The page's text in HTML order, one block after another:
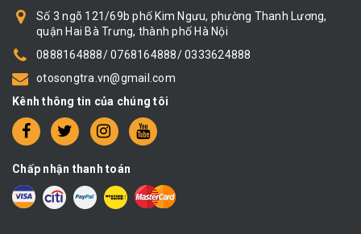
Số 3 ngõ 121/69b phố Kim Ngưu, phường Thanh Lương,
quận Hai Bà Trưng, thành phố Hà Nội
0888164888/ 0768164888/ 0333624888
otosongtra.vn@gmail.com
Kênh thông tin của chúng tôi
Chấp nhận thanh toán